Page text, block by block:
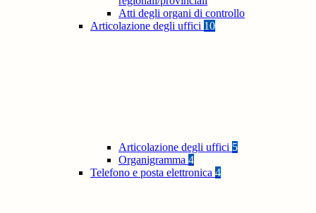
Atti degli organi di controllo
Articolazione degli uffici 10
Articolazione degli uffici 5
Organigramma 4
Telefono e posta elettronica 4